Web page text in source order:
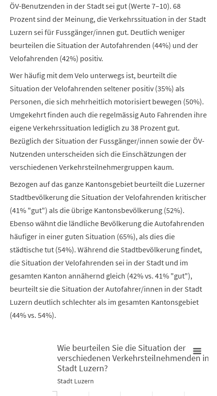
ÖV-Benutzenden in der Stadt sei gut (Werte 7–10). 68
Prozent sind der Meinung, die Verkehrssituation in der Stadt
Luzern sei für Fussgänger/innen gut. Deutlich weniger
beurteilen die Situation der Autofahrenden (44%) und der
Velofahrenden (42%) positiv.
Wer häufig mit dem Velo unterwegs ist, beurteilt die
Situation der Velofahrenden seltener positiv (35%) als
Personen, die sich mehrheitlich motorisiert bewegen (50%).
Umgekehrt finden auch die regelmässig Auto Fahrenden ihre
eigene Verkehrssituation lediglich zu 38 Prozent gut.
Bezüglich der Situation der Fussgänger/innen sowie der ÖV-
Nutzenden unterscheiden sich die Einschätzungen der
verschiedenen Verkehrsteilnehmergruppen kaum.
Bezogen auf das ganze Kantonsgebiet beurteilt die Luzerner
Stadtbevölkerung die Situation der Velofahrenden kritischer
(41% "gut") als die übrige Kantonsbevölkerung (52%).
Ebenso wähnt die ländliche Bevölkerung die Autofahrenden
häufiger in einer guten Situation (65%), als dies die
städtische tut (54%). Während die Stadtbevölkerung findet,
die Situation der Velofahrenden sei in der Stadt und im
gesamten Kanton annähernd gleich (42% vs. 41% "gut"),
beurteilt sie die Situation der Autofahrer/innen in der Stadt
Luzern deutlich schlechter als im gesamten Kantonsgebiet
(44% vs. 54%).
Wie beurteilen Sie die Situation der verschiedenen
Bar chart with 3 data series.
Wie beurteilen Sie die Situation der
verschiedenen Verkehrsteilnehmenden in
Stadt Luzern?
Stadt Luzern